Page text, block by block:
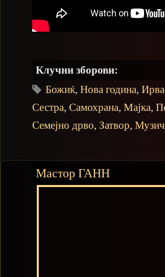
Клучни зборови:
Божиќ, Нова година,
Сестра, Самохрана, Мајка,
Семејно дрво, Затвор,
Мастор ГАНН